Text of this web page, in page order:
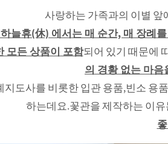
사랑하는 가족과의 이별
늘휴(休) 에서는 매 순간, 매 장례
모든 상품이 포함되어 있기 때문에
의 경황 없는 마
지도사를 비롯한 입관 용품,빈소 용
하는데요.꽃관을 제작하는 이